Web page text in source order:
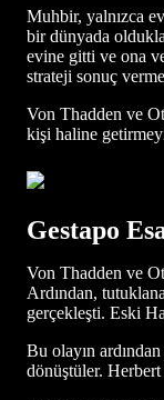
Muhbir, yalnızca
bir dünyada
evine gitti ve ona
strateji sonuç
Von Thadden ve
kişi haline
Gestapo
Von Thadden ve
Ardından,
gerçekleşti. Eski
Bu olayın
dönüştüler.